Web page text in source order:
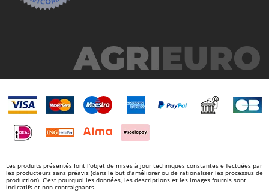
Les produits présentés font l'objet de mises à jour techniques constantes effectuées par
les producteurs sans préavis (dans le but d'améliorer ou de rationaliser les processus de
production). C'est pourquoi les données, les descriptions et les images fournis sont
indicatifs et non contraignants.